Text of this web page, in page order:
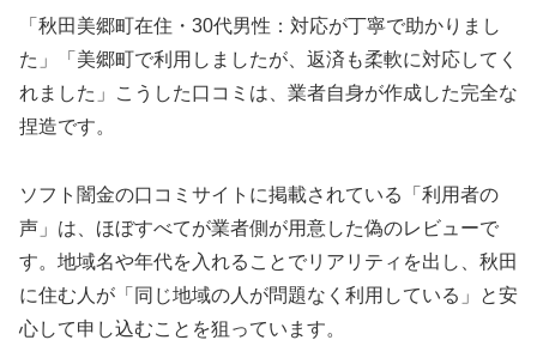
「秋田美郷町在住・30代男性：対応が丁寧で助かりまし
た」「美郷町で利用しましたが、返済も柔軟に対応してく
れました」こうした口コミは、業者自身が作成した完全な
捏造です。
ソフト闇金の口コミサイトに掲載されている「利用者の
声」は、ほぼすべてが業者側が用意した偽のレビューで
す。地域名や年代を入れることでリアリティを出し、秋田
に住む人が「同じ地域の人が問題なく利用している」と安
心して申し込むことを狙っています。